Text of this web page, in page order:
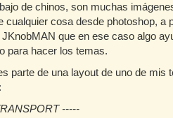
de chinos, son muchas
cualquier cosa desde photoshop, a
que en ese caso algo
para hacer los temas.
parte de una layout de uno de
-----